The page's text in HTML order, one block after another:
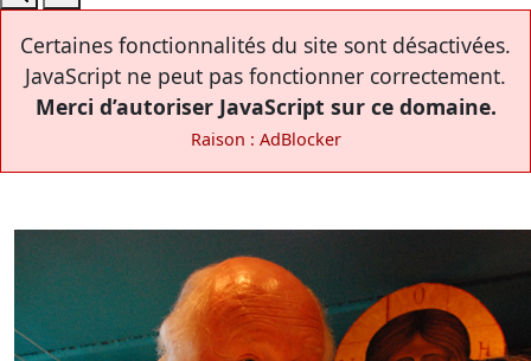
Certaines fonctionnalités du site sont désactivées.
JavaScript ne peut pas fonctionner correctement.
Merci d’autoriser JavaScript sur ce domaine.
Raison : AdBlocker